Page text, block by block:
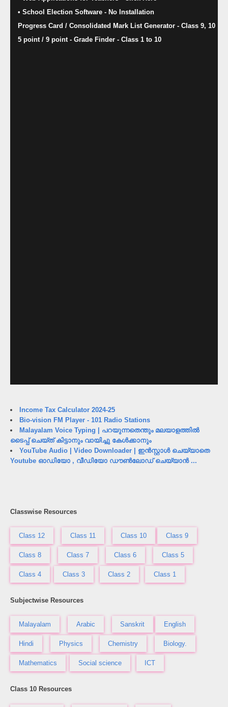
• School Election Software​ - No Installation
Progress Card / Consolidated Mark List Generator - Class 9, 10
5 point / 9 point - Grade Finder - Class 1 to 10
Income Tax Calculator 2024-25
Bio-vision FM Player - 101 Radio Stations
Malayalam Voice Typing | പറയുന്നതെന്തും മലയാളത്തിൽ
ടൈപ്പ് ചെയ്ത് കിട്ടാനും വായിച്ചു കേൾക്കാനും
YouTube Audio | Video Downloader | ഇൻസ്റ്റാൾ ചെയ്യാതെ
Youtube ഓഡിയോ , വീഡിയോ ഡൗൺലോഡ് ചെയ്യാൻ ...
Classwise Resources
Class 12 Class 11 Class 10 Class 9
Class 8 Class 7 Class 6 Class 5
Class 4 Class 3 Class 2 Class 1
Subjectwise Resources
Malayalam Arabic Sanskrit English
Hindi Physics Chemistry Biology.
Mathematics Social science ICT
Class 10 Resources